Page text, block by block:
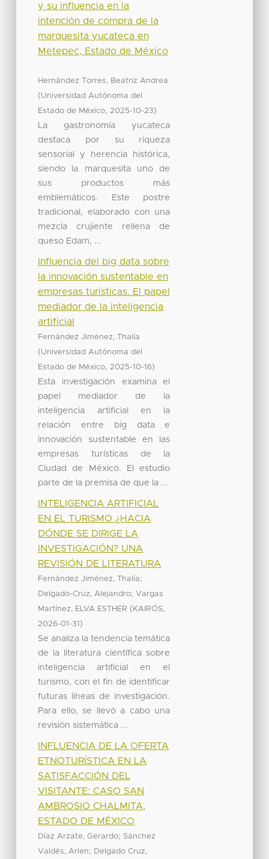
y su influencia en la
intención de compra de la
marquesita yucateca en
Metepec, Estado de México
Hernández Torres, Beatriz Andrea
(Universidad Autónoma del
Estado de México, 2025-10-23)
La gastronomía yucateca
destaca por su riqueza
sensorial y herencia histórica,
siendo la marquesita uno de
sus productos más
emblemáticos. Este postre
tradicional, elaborado con una
mezcla crujiente rellena de
queso Edam, ...
Influencia del big data sobre
la innovación sustentable en
empresas turísticas. El papel
mediador de la inteligencia
artificial
Fernández Jiménez, Thalía
(Universidad Autónoma del
Estado de México, 2025-10-16)
Esta investigación examina el
papel mediador de la
inteligencia artificial en la
relación entre big data e
innovación sustentable en las
empresas turísticas de la
Ciudad de México. El estudio
parte de la premisa de que la ...
INTELIGENCIA ARTIFICIAL
EN EL TURISMO ¿HACIA
DÓNDE SE DIRIGE LA
INVESTIGACIÓN? UNA
REVISIÓN DE LITERATURA
Fernández Jiménez, Thalía;
Delgado-Cruz, Alejandro;Vargas
Martínez, ELVA ESTHER ( KAIRÓS,
2026-01-31 )
Se analiza la tendencia temática
de la literatura científica sobre
inteligencia artificial en el
turismo, con el fin de identificar
futuras líneas de investigación.
Para ello, se llevó a cabo una
revisión sistemática ...
INFLUENCIA DE LA OFERTA
ETNOTURÍSTICA EN LA
SATISFACCIÓN DEL
VISITANTE: CASO SAN
AMBROSIO CHALMITA,
ESTADO DE MÉXICO
Díaz Arzate, Gerardo; Sánchez
Valdés, Arlen; Delgado Cruz,